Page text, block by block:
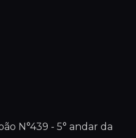
N°439 - 5° andar da